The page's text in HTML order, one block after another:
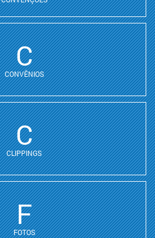
C
CONVÊNIOS
C
CLIPPINGS
F
FOTOS